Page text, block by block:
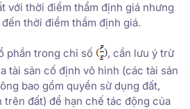
với thời điểm thẩm định giá nhưng
thời điểm thẩm định giá.
phần trong chỉ số
, cần lưu ý trừ
tài sản cố định vô hình (các tài sản
bao gồm quyền sử dụng đất,
trên đất) để hạn chế tác động của